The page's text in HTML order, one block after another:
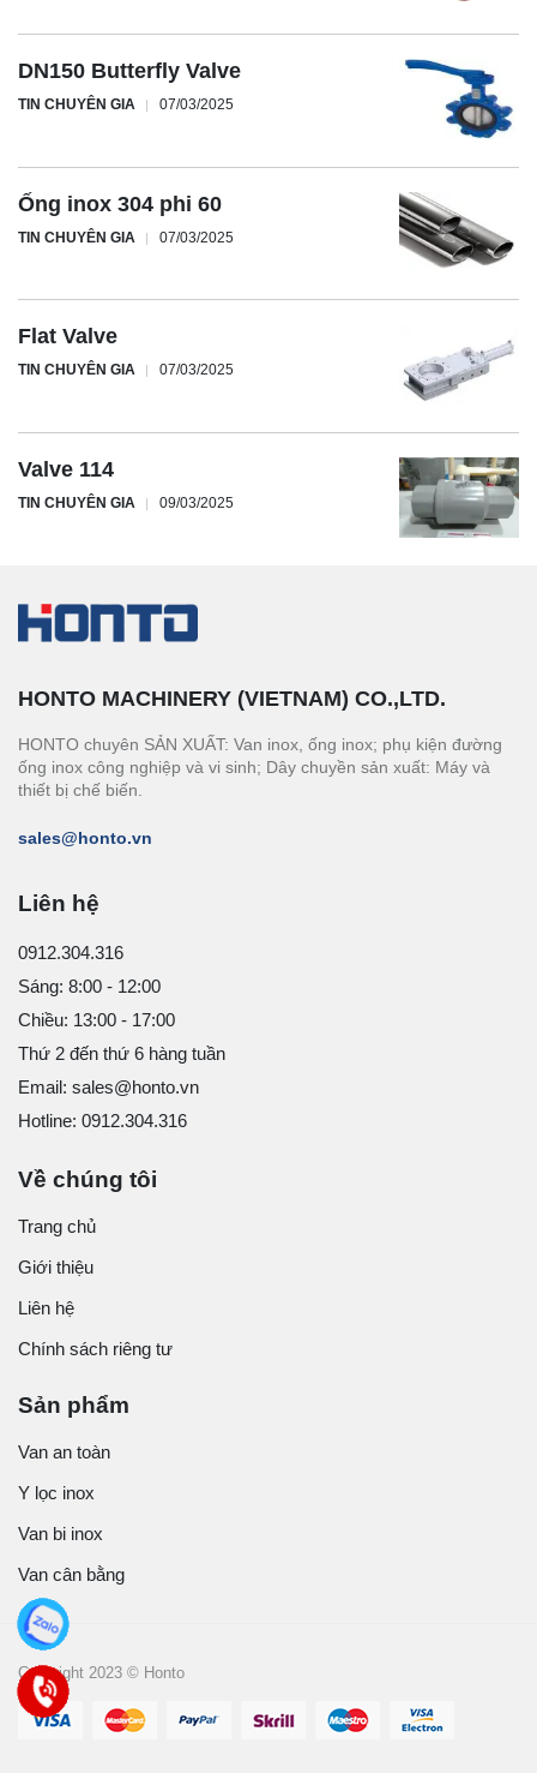
DN150 Butterfly Valve
TIN CHUYÊN GIA 07/03/2025
Ống inox 304 phi 60
TIN CHUYÊN GIA 07/03/2025
Flat Valve
TIN CHUYÊN GIA 07/03/2025
Valve 114
TIN CHUYÊN GIA 09/03/2025
HONTO MACHINERY (VIETNAM) CO.,LTD.
HONTO chuyên SẢN XUẤT: Van inox, ống inox; phụ kiện đường
ống inox công nghiệp và vi sinh; Dây chuyền sản xuất: Máy và
thiết bị chế biến.
sales@honto.vn
Liên hệ
0912.304.316
Sáng: 8:00 - 12:00
Chiều: 13:00 - 17:00
Thứ 2 đến thứ 6 hàng tuần
Email: sales@honto.vn
Hotline: 0912.304.316
Về chúng tôi
Trang chủ
Giới thiệu
Liên hệ
Chính sách riêng tư
Sản phẩm
Van an toàn
Y lọc inox
Van bi inox
Van cân bằng
Copyright 2023 © Honto